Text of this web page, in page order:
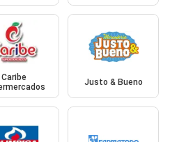
Caribe
Justo & Bueno